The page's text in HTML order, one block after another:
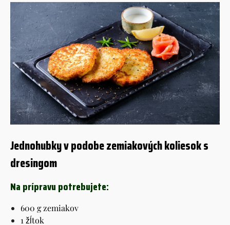
Jednohubky v podobe zemiakových koliesok s
dresingom
Na prípravu potrebujete:
600 g zemiakov
1 žĺtok